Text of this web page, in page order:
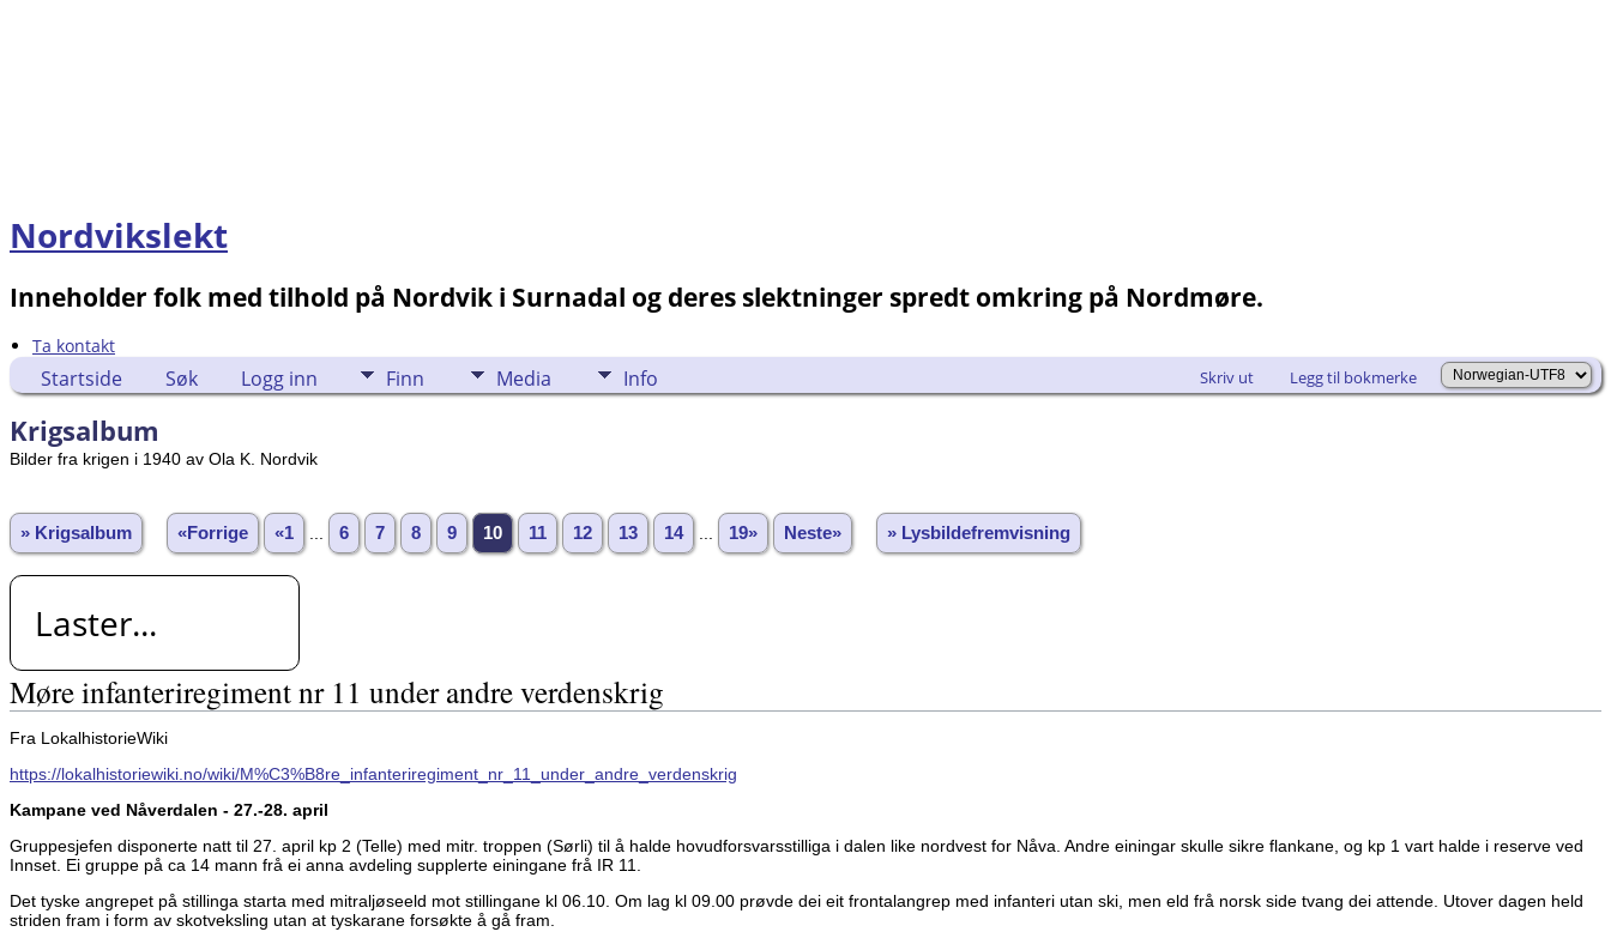
Nordvikslekt
Inneholder folk med tilhold på Nordvik i Surnadal og deres slektninger spredt omkring på Nordmøre.
Ta kontakt
Startside Søk Logg inn Finn Media Info Skriv ut Legg til bokmerke
Krigsalbum
Bilder fra krigen i 1940 av Ola K. Nordvik
» Krigsalbum «Forrige «1 6 7 8 9 10 11 12 13 14 19» Neste» » Lysbildefremvisning
Laster...
Møre infanteriregiment nr 11 under andre verdenskrig
Fra LokalhistorieWiki
https://lokalhistoriewiki.no/wiki/M%C3%B8re_infanteriregiment_nr_11_under_andre_verdenskrig
Kampane ved Nåverdalen - 27.-28. april
Gruppesjefen disponerte natt til 27. april kp 2 (Telle) med mitr. troppen (Sørli) til å halde hovudforsvarsstilliga i dalen like nordvest for Nåva. Andre einingar skulle sikre flankane, og kp 1 vart halde i reserve ved
Innset. Ei gruppe på ca 14 mann frå ei anna avdeling supplerte einingane frå IR 11.
Det tyske angrepet på stillinga starta med mitraljøseeld mot stillingane kl 06.10. Om lag kl 09.00 prøvde dei eit frontalangrep med infanteri utan ski, men eld frå norsk side tvang dei attende. Utover dagen held
striden fram i form av skotveksling utan at tyskarane forsøkte å gå fram.